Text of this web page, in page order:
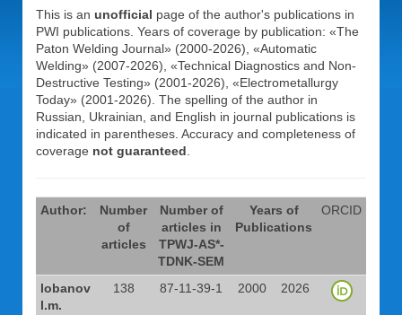
This is an unofficial page of the author's publications in
PWI publications. Years of coverage by publication: «The
Paton Welding Journal» (2000-2026), «Automatic
Welding» (2007-2026), «Technical Diagnostics and Non-
Destructive Testing» (2001-2026), «Electrometallurgy
Today» (2001-2026). The spelling of the author in
Russian, Ukrainian, and English in journal publications is
indicated in parentheses. Accuracy and completeness of
coverage not guaranteed
Author:
Number
of
articles
Number of
articles in
TPWJ-AS*-
TDNK-SEM
Years of
Publications
ORCID
lobanov
l.m.
138 87-11-39-1 2000 2026